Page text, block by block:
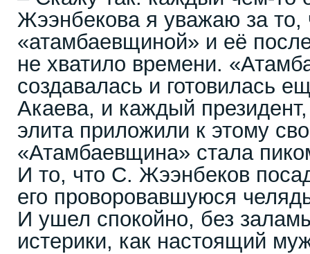
Жээнбекова я уважаю за то,
«атамбаевщиной» и её
не хватило времени.
создавалась и готовилась
Акаева, и каждый
элита приложили к этому
«Атамбаевщина» стала
И то, что С. Жээнбеков
его проворовавшуюся
И ушел спокойно, без
истерики, как настоящий